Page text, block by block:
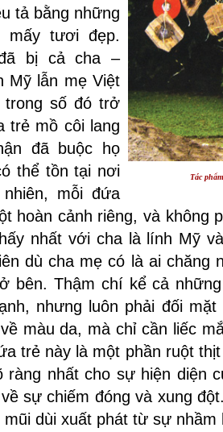
Tác
tả bằng những
mấy tươi đẹp.
bị cả cha –
Mỹ lẫn mẹ Việt
số đó trở
trẻ mồ côi lang
đã buộc họ
thể tồn tại nơi
mỗi đứa
hoàn cảnh riêng, và không
nhất với cha là lính Mỹ
dù cha mẹ có là ai chăng
bên. Thậm chí kể cả
nhưng luôn phải đối
màu da, mà chỉ cần liếc
trẻ này là một phần ruột
ràng nhất cho sự hiện diện
sự chiếm đóng và xung
mũi dùi xuất phát từ sự